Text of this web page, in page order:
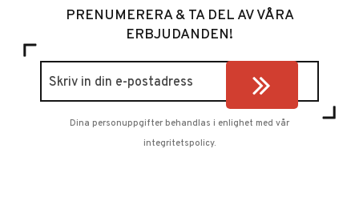
PRENUMERERA & TA DEL AV VÅRA
ERBJUDANDEN!
Dina personuppgifter behandlas i enlighet med vår
integritetspolicy.